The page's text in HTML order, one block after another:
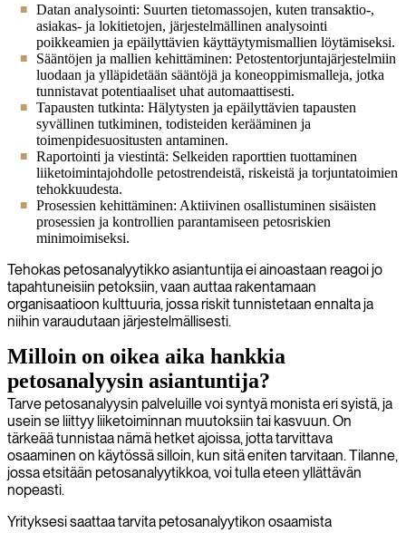
Datan analysointi: Suurten tietomassojen, kuten transaktio-,
asiakas- ja lokitietojen, järjestelmällinen analysointi
poikkeamien ja epäilyttävien käyttäytymismallien löytämiseksi.
Sääntöjen ja mallien kehittäminen: Petostentorjuntajärjestelmiin
luodaan ja ylläpidetään sääntöjä ja koneoppimismalleja, jotka
tunnistavat potentiaaliset uhat automaattisesti.
Tapausten tutkinta: Hälytysten ja epäilyttävien tapausten
syvällinen tutkiminen, todisteiden kerääminen ja
toimenpidesuositusten antaminen.
Raportointi ja viestintä: Selkeiden raporttien tuottaminen
liiketoimintajohdolle petostrendeistä, riskeistä ja torjuntatoimien
tehokkuudesta.
Prosessien kehittäminen: Aktiivinen osallistuminen sisäisten
prosessien ja kontrollien parantamiseen petosriskien
minimoimiseksi.
Tehokas petosanalyytikko asiantuntija ei ainoastaan reagoi jo
tapahtuneisiin petoksiin, vaan auttaa rakentamaan
organisaatioon kulttuuria, jossa riskit tunnistetaan ennalta ja
niihin varaudutaan järjestelmällisesti.
Milloin on oikea aika hankkia
petosanalyysin asiantuntija?
Tarve petosanalyysin palveluille voi syntyä monista eri syistä, ja
usein se liittyy liiketoiminnan muutoksiin tai kasvuun. On
tärkeää tunnistaa nämä hetket ajoissa, jotta tarvittava
osaaminen on käytössä silloin, kun sitä eniten tarvitaan. Tilanne,
jossa etsitään petosanalyytikkoa, voi tulla eteen yllättävän
nopeasti.
Yrityksesi saattaa tarvita petosanalyytikon osaamista